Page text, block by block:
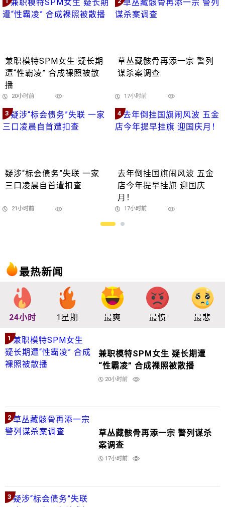
兼职模特SPM女生 疑长期
遭“性霸凌” 合成裸照被散
播
20小时前
草丛藏骸骨再添一宗 警列
谋杀案调查
17小时前
3
疑涉“标会债务”失联 一家
三口凌晨自首遭扣查
21小时前
4
去年倒挂国旗闹风波 五金
店今年提早挂旗 迎国庆
月！
17小时前
最热新闻
24小时 1星期 最爽 最愤 最悲
1
兼职模特SPM女生 疑长期遭
“性霸凌” 合成裸照被散播
20小时前
2
草丛藏骸骨再添一宗 警列谋杀
案调查
17小时前
3